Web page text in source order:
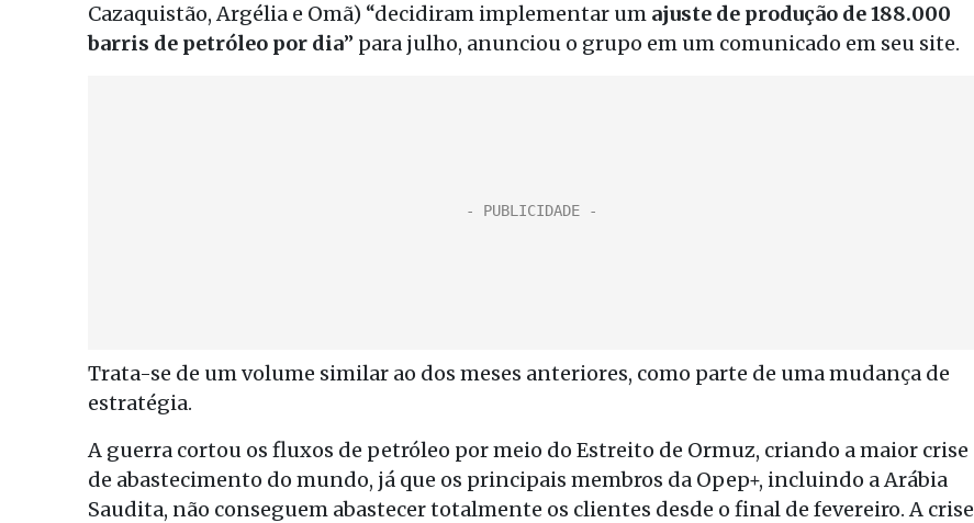
Cazaquistão, Argélia e Omã) “decidiram implementar um ajuste de produção de 188.000
barris de petróleo por dia” para julho, anunciou o grupo em um comunicado em seu site.
Trata-se de um volume similar ao dos meses anteriores, como parte de uma mudança de
estratégia.
A guerra cortou os fluxos de petróleo por meio do Estreito de Ormuz, criando a maior crise
de abastecimento do mundo, já que os principais membros da Opep+, incluindo a Arábia
Saudita, não conseguem abastecer totalmente os clientes desde o final de fevereiro. A crise